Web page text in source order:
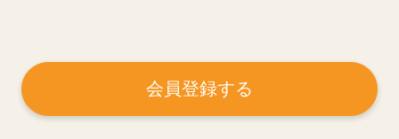
会員登録する